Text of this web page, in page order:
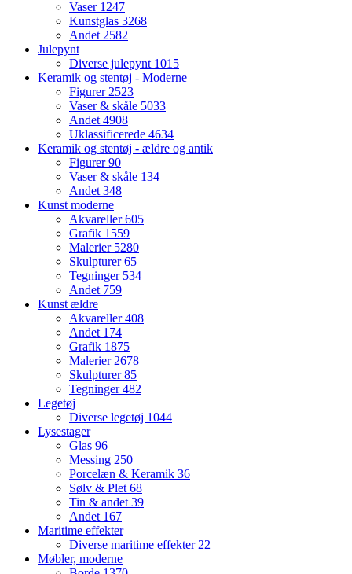
Vaser 1247
Kunstglas 3268
Andet2582
Julepynt
Diverse julepynt 1015
Keramik og stentøj - Moderne
Figurer2523
Vaser & skåle 5033
Andet4908
Uklassificerede 4634
Keramik og stentøj - ældre og antik
Figurer90
Vaser & skåle 134
Andet348
Kunst moderne
Akvareller605
Grafik 1559
Malerier 5280
Skulpturer65
Tegninger 534
Andet 759
Kunst ældre
Akvareller408
Andet 174
Grafik 1875
Malerier2678
Skulpturer85
Tegninger482
Legetøj
Diverse legetøj 1044
Lysestager
Glas 96
Messing 250
Porcelæn & Keramik 36
Sølv & Plet68
Tin & andet39
Andet 167
Maritime effekter
Diverse maritime effekter22
Møbler, moderne